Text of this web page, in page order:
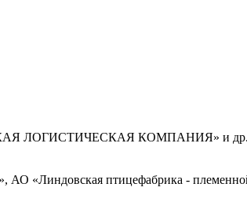
ЛОГИСТИЧЕСКАЯ КОМПАНИЯ» и
«Линдовская птицефабрика -